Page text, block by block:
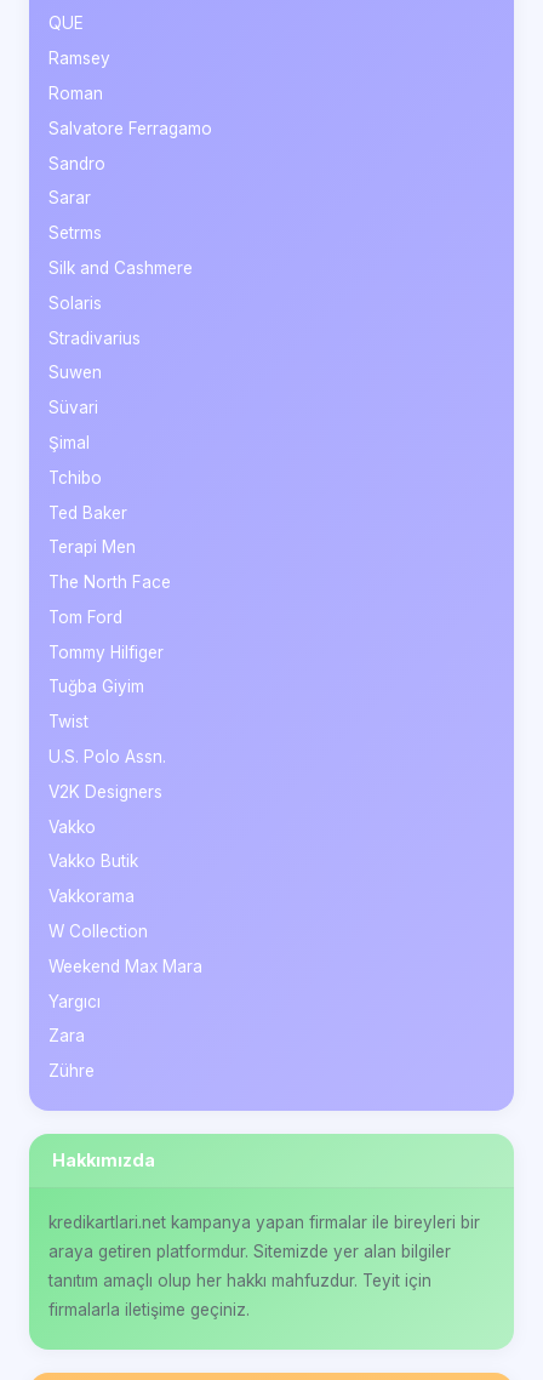
QUE
Ramsey
Roman
Salvatore Ferragamo
Sandro
Sarar
Setrms
Silk and Cashmere
Solaris
Stradivarius
Suwen
Süvari
Şimal
Tchibo
Ted Baker
Terapi Men
The North Face
Tom Ford
Tommy Hilfiger
Tuğba Giyim
Twist
U.S. Polo Assn.
V2K Designers
Vakko
Vakko Butik
Vakkorama
W Collection
Weekend Max Mara
Yargıcı
Zara
Zühre
Hakkımızda
kredikartlari.net kampanya yapan firmalar ile bireyleri bir
araya getiren platformdur. Sitemizde yer alan bilgiler
tanıtım amaçlı olup her hakkı mahfuzdur. Teyit için
firmalarla iletişime geçiniz.